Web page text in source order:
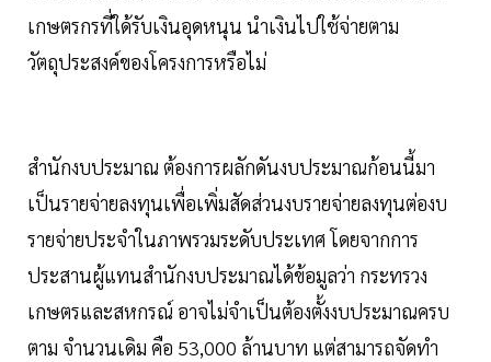
เกษตรกรที่ใด้รับเงินอุดหนุน นำเงินไปใช้จ่ายตาม
วัตถุประสงค์ของโครงการหรือไม่
สำนักงบประมาณ ต้องการผลักดันงบประมาณก้อนนี้มา
เป็นรายจ่ายลงทุนเพื่อเพิ่มสัดส่วนงบรายจ่ายลงทุนต่องบ
รายจ่ายประจำในภาพรวมระดับประเทศ โดยจากการ
ประสานผู้แทนสำนักงบประมาณได้ข้อมูลว่า กระทรวง
เกษตรและสหกรณ์ อาจไม่จำเป็นต้องตั้งงบประมาณครบ
ตาม จำนวนเดิม คือ 53,000 ล้านบาท แต่สามารถจัดทำ